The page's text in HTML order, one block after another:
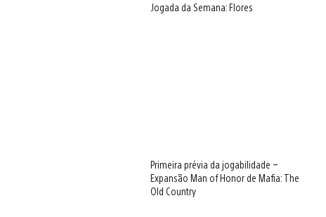
Jogada da Semana: Flores
Primeira prévia da jogabilidade –
Expansão Man of Honor de Mafia: The
Old Country